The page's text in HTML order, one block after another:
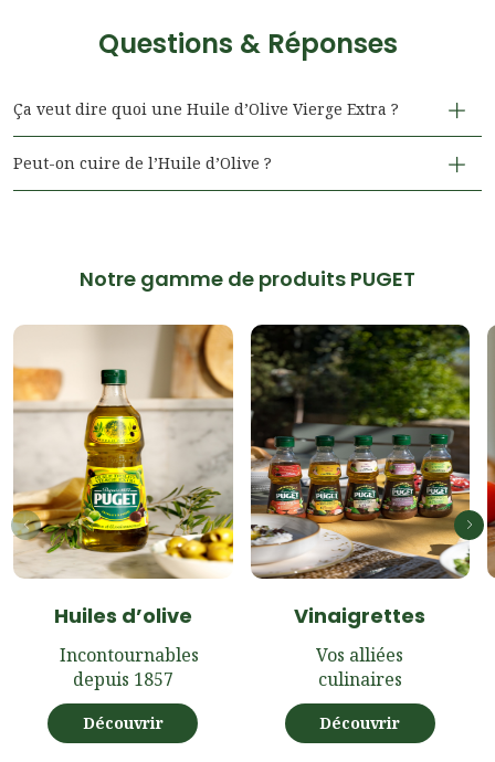
Questions & Réponses
Ça veut dire quoi une Huile d’Olive Vierge Extra ?
Peut-on cuire de l’Huile d’Olive ?
Notre gamme de produits PUGET
Huiles d’olive
Incontournables
depuis 1857
Découvrir
Vinaigrettes
Vos alliées
culinaires
Découvrir